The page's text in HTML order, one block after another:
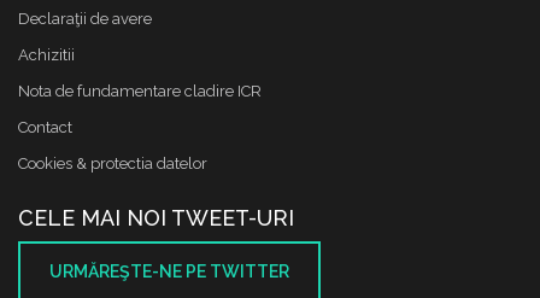
Declaraţii de avere
Achizitii
Nota de fundamentare cladire ICR
Contact
Cookies & protectia datelor
CELE MAI NOI TWEET-URI
URMĂREŞTE-NE PE TWITTER